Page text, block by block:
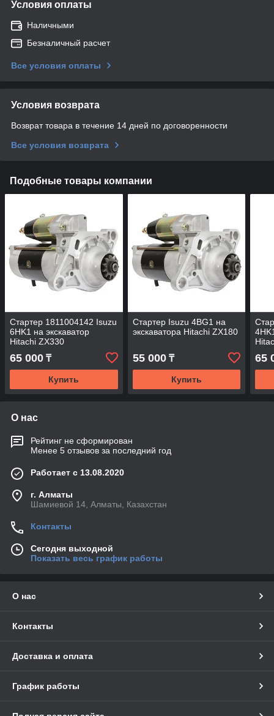
Условия оплаты
Наличными
Безналичный расчет
Все условия оплаты
Условия возврата
Возврат товара в течение 14 дней по договоренности
Все условия возврата
Подобные товары компании
Стартер 1811004142 Isuzu
6HK1 на экскаватор
Hitachi ZX330
65 000 ₸
Купить
Стартер Isuzu 4BG1 на
экскаватора Hitachi ZX180
55 000₸
Купить
65
О нас
Рейтинг не сформирован
Менее 5 отзывов за последний год
Работает с 13.08.2020
г. Алматы
Шамиевой 14, Алматы, Казахстан
Контакты
Сегодня выходной
Показать весь график работы
О нас
Контакты
Доставка и оплата
График работы